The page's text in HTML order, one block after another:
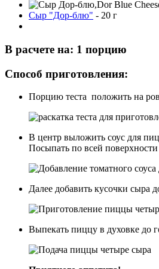
Сыр "Дор-блю" - 20 г
В расчете на: 1 порцию
Способ приготовления:
Порцию теста положить на
В центр выложить соус для
Посыпать по всей
Далее добавить кусочки сыра
Выпекать пиццу в духовке до